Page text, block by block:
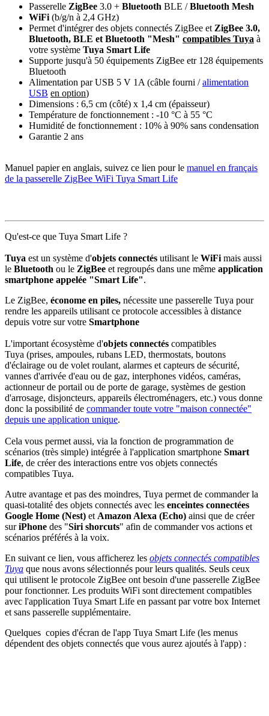
Passerelle ZigBee 3.0 + Bluetooth BLE /Bluetooth Mesh
WiFi (b/g/n à 2,4 GHz)
Permet d'intégrer des objets connectés ZigBee et ZigBee 3.0,
Bluetooth, BLE et Bluetooth "Mesh" compatibles Tuya à
votre système Tuya Smart Life
Supporte jusqu'à 50 équipements ZigBee etr 128 équipements
Bluetooth
Alimentation par USB 5 V 1A (câble fourni /alimentation
USB en option)
Dimensions : 6,5 cm (côté) x 1,4 cm (épaisseur)
Température de fonctionnement : -10 °C à 55 °C
Humidité de fonctionnement : 10% à 90% sans condensation
Garantie 2 ans
Manuel papier en anglais, suivez ce lien pour le manuel en français
de la passerelle ZigBee WiFi Tuya Smart Life
Qu'est-ce que Tuya Smart Life ?
Tuya est un système d'objets connectés utilisant le WiFi mais aussi
le Bluetooth ou le ZigBee et regroupés dans une même application
smartphone appelée "Smart Life".
Le ZigBee, économe en piles, nécessite une passerelle Tuya pour
rendre les appareils utilisant ce protocole accessibles à distance
depuis votre sur votre Smartphone
L'important écosystème d'objets connectés compatibles
Tuya (prises, ampoules, rubans LED, thermostats, boutons
d'éclairage ou de volet roulant, alarmes et capteurs de sécurité,
vannes d'arrivée d'eau ou de gaz, interphones vidéos, caméras,
actionneur de portail ou de porte de garage, systèmes de gestion
d'arrosage, disjoncteurs, appareils électroménagers, etc.) vous donne
donc la possibilité de commander toute votre "maison connectée"
depuis une application unique.
Cela vous permet aussi, via la fonction de programmation de
scénarios (très simple) intégrée à l'application smartphone Smart
Life, de créer des interactions entre vos objets connectés
compatibles Tuya.
Autre avantage et pas des moindres, Tuya permet de commander la
quasi-totalité des objets connectés avec les enceintes connectées
Google Home (Nest) et Amazon Alexa (Echo) ainsi que de créer
suriPhone des "Siri shorcuts" afin de commander vos actions et
scénarios préférés à la voix.
En suivant ce lien, vous afficherez les objets connectés compatibles
Tuya que nous avons sélectionnés pour leurs qualités. Seuls ceux
qui utilisent le protocole ZigBee ont besoin d'une passerelle ZigBee
pour fonctionner. Les produits WiFi sont directement compatibles
avec l'application Tuya Smart Life en passant par votre box Internet
et sans passerelle supplémentaire.
Quelques copies d'écran de l'app Tuya Smart Life (les menus
dépendent des objets connectés que vous aurez ajoutés à l'app) :